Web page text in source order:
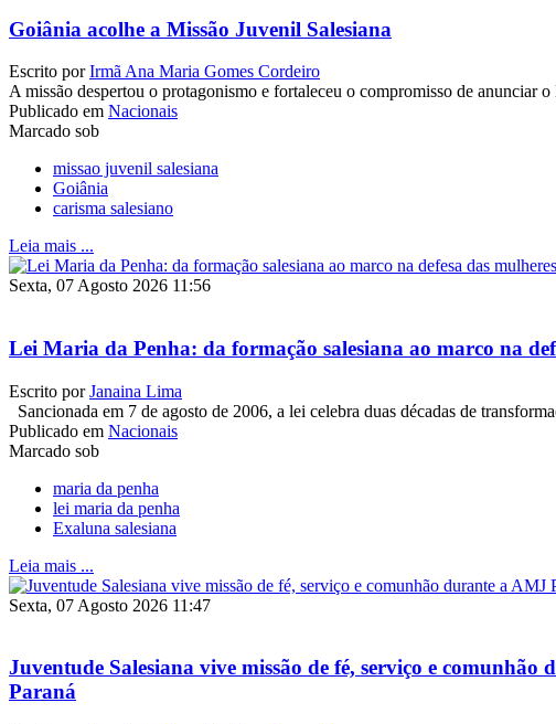
Goiânia acolhe a Missão Juvenil Salesiana
Escrito porIrmã Ana Maria Gomes Cordeiro
A missão despertou o protagonismo e fortaleceu o compromisso de anunciar
Publicado em Nacionais
Marcado sob
missao juvenil salesiana
Goiânia
carisma salesiano
Leia mais ...
Sexta, 07 Agosto 2026 11:56
Lei Maria da Penha: da formação salesiana ao marco na
Escrito porJanaina Lima
Sancionada em 7 de agosto de 2006, a lei celebra duas décadas de
Publicado em Nacionais
Marcado sob
maria da penha
lei maria da penha
Exaluna salesiana
Leia mais ...
Sexta, 07 Agosto 2026 11:47
Juventude Salesiana vive missão de fé, serviço e comunhão
Paraná